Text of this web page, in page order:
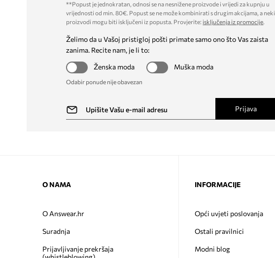
**Popust je jednokratan, odnosi se na nesnižene proizvode i vrijedi za kupnju u
vrijednosti od min. 80€. Popust se ne može kombinirati s drugim akcijama, a neki
proizvodi mogu biti isključeni iz popusta. Provjerite: isključenja iz promocije.
Želimo da u Vašoj pristigloj pošti primate samo ono što Vas zaista
zanima. Recite nam, je li to:
Ženska moda
Muška moda
Odabir ponude nije obavezan
Prijava
O NAMA
O Answear.hr
Suradnja
Prijavljivanje prekršaja
INFORMACIJE
Opći uvjeti poslovanja
Ostali pravilnici
Modni blog